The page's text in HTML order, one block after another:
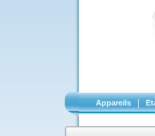
Appareils